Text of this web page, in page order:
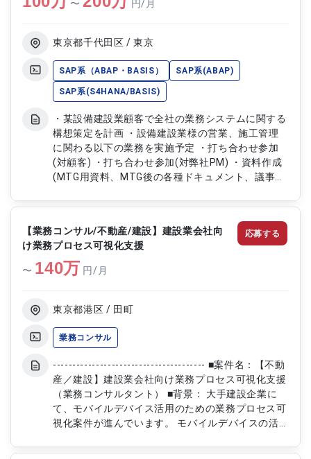
随業務
〜 円/月
東京都千代田区 / 東京
SAP系（ABAP・BASIS） SAP系(ABAP)
SAP系(S4HANA/BASIS)
・某設備建設業顧客で全社の業務システムに関する
構想策定を計画 ・設備建設業様の営業、施工管理
に関わる以下の業務を実施予定 ・打ち合わせ参加
(対顧客) ・打ち合わせ参加(対弊社PM) ・資料作成
(MTG用資料、MTG後の各種ドキュメント、議事
【業務コンサル/不動産/建設】建設業会社向
け業務プロセス可視化支援
〜 140万 円/月
東京都港区 / 田町
業務コンサル
--------------------------------------- ■案件名：【不動
産／建設】建設業会社向け業務プロセス可視化支援
（業務コンサルタント） ■背景： 大手建設企業に
て、モバイルデバイス活用のための業務プロセス可
視化案件が進んでいます。 モバイルデバイスの活
と考え、 支店へのさらなる展開において重要なイ
応募する